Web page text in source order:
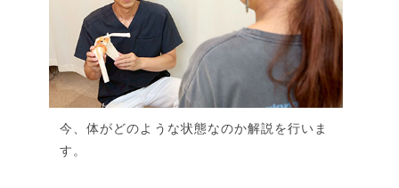
今、体がどのような状態なのか解説を行いま
す。